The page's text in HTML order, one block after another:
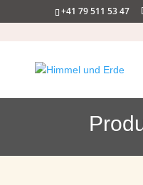
+41 79 511 53 47